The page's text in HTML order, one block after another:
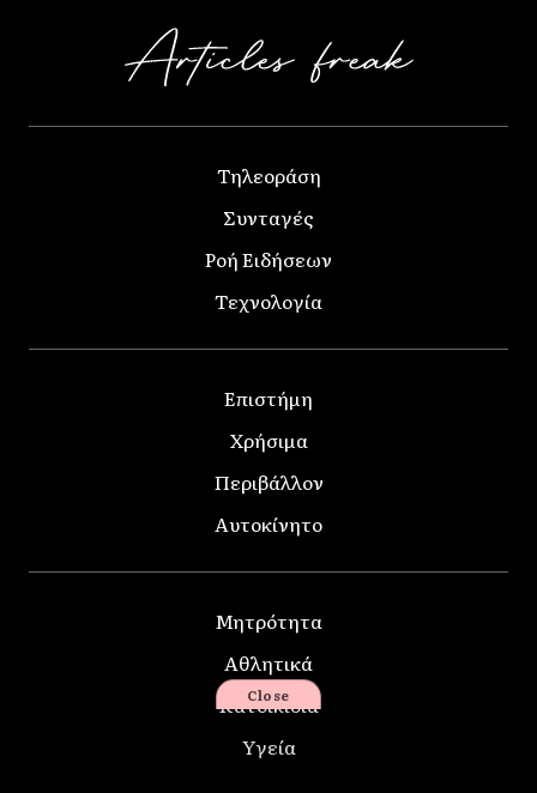
Τηλεοράση
Συνταγές
Ροή Ειδήσεων
Τεχνολογία
Επιστήμη
Χρήσιμα
Περιβάλλον
Αυτοκίνητο
Μητρότητα
Αθλητικά
Κατοικίδια
Υγεία
Close